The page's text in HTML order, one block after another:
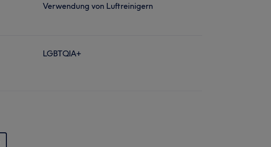
Verwendung von Luftreinigern
LGBTQIA+